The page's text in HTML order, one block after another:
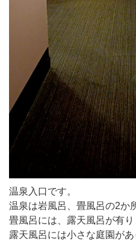
温泉入口です。
温泉は岩風呂、畳風呂の2か
畳風呂には、露天風呂が有り
露天風呂には小さな庭園が